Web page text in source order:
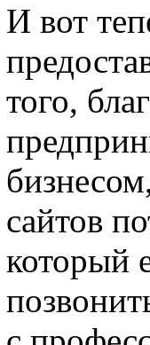
И вот
того,
сайтов
который